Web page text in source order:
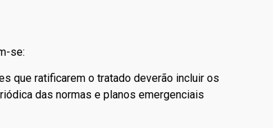
se:
que ratificarem o tratado deverão incluir os
das normas e planos emergenciais